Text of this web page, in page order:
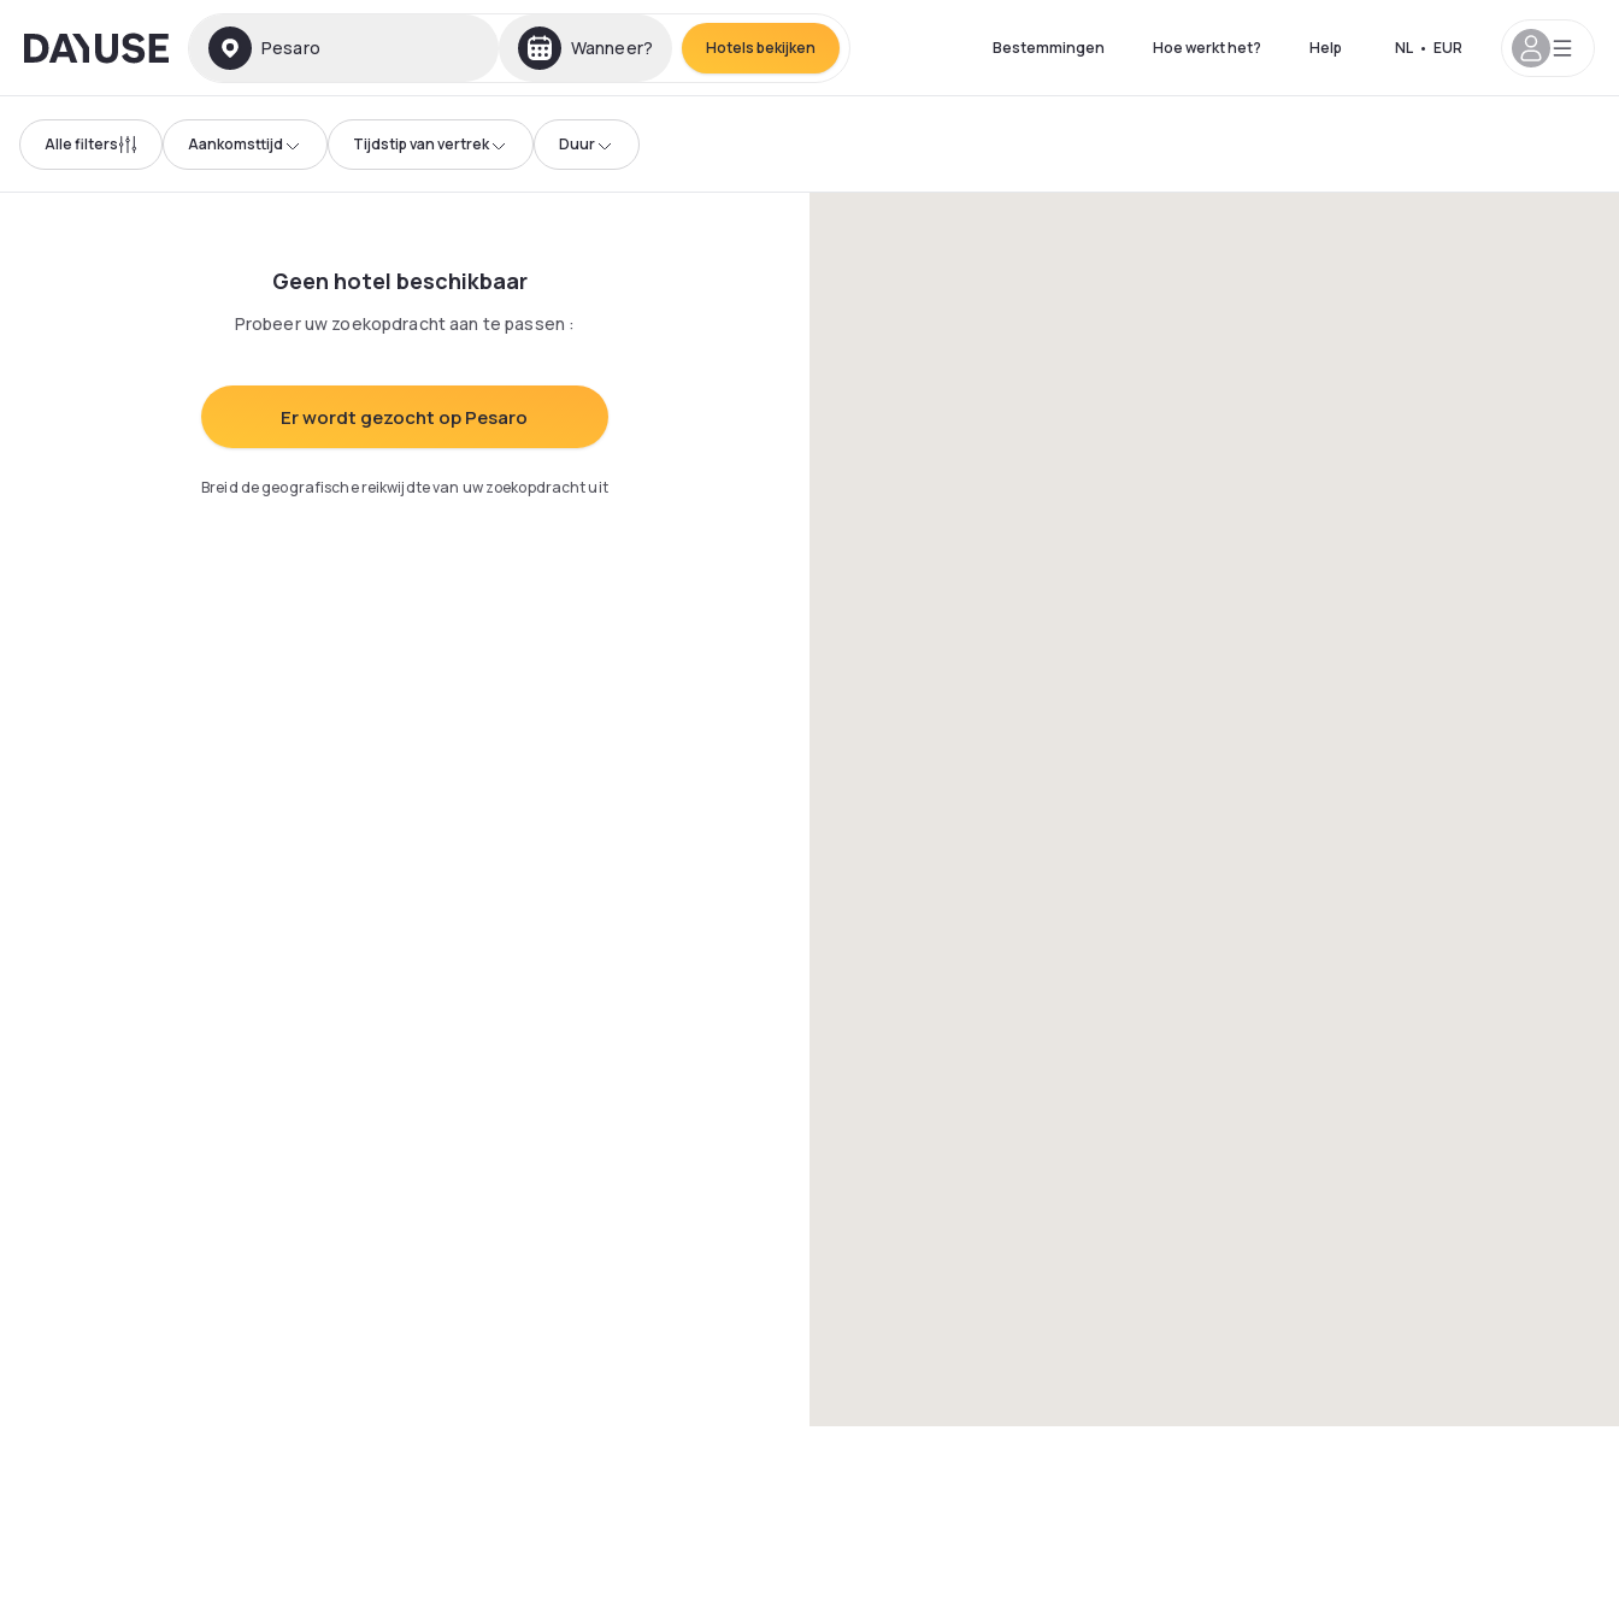
Dayuse Pesaro Wanneer? Hotels bekijken Bestemmingen Hoe werkt het? Help NL • EUR
Alle filters Aankomsttijd Tijdstip van vertrek Duur
Geen hotel beschikbaar
Probeer uw zoekopdracht aan te passen :
Er wordt gezocht op Pesaro
Breid de geografische reikwijdte van uw zoekopdracht uit